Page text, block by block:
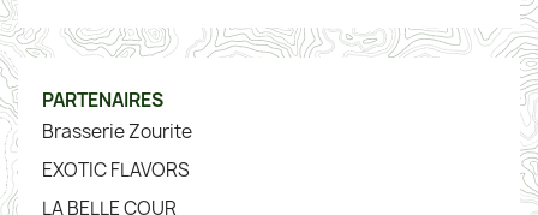
PARTENAIRES
Brasserie Zourite
EXOTIC FLAVORS
LA BELLE COUR